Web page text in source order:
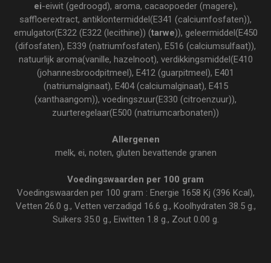
ei-eiwit (gedroogd), aroma, cacaopoeder (magere),
saffloerextract, antiklontermiddel(E341 (calciumfosfaten)),
emulgator(E322 (E322 (lecithine)) (tarwe)), geleermiddel(E450
(difosfaten), E339 (natriumfosfaten), E516 (calciumsulfaat)),
natuurlijk aroma(vanille, hazelnoot), verdikkingsmiddel(E410
(johannesbroodpitmeel), E412 (guarpitmeel), E401
(natriumalginaat), E404 (calciumalginaat), E415
(xanthaangom)), voedingszuur(E330 (citroenzuur)),
zuurteregelaar(E500 (natriumcarbonaten))
Allergenen
melk, ei, noten, gluten bevattende granen
Voedingswaarden per 100 gram
Voedingswaarden per 100 gram : Energie 1658 Kj (396 Kcal),
Vetten 26.0 g., Vetten verzadigd 16.6 g., Koolhydraten 38.5 g.,
Suikers 35.0 g., Eiwitten 1.8 g., Zout 0.00 g.